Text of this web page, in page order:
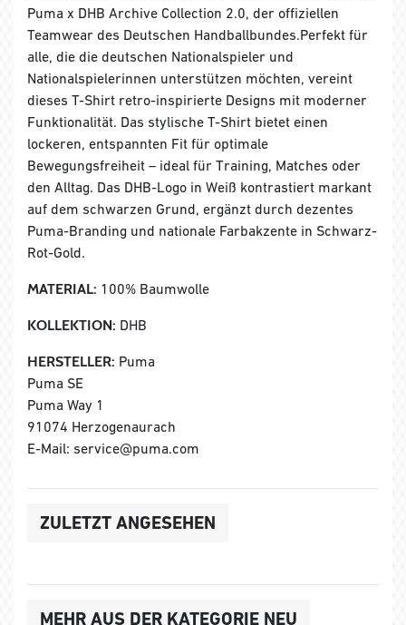
Puma x DHB Archive Collection 2.0, der offiziellen
Teamwear des Deutschen Handballbundes.Perfekt für
alle, die die deutschen Nationalspieler und
Nationalspielerinnen unterstützen möchten, vereint
dieses T-Shirt retro-inspirierte Designs mit moderner
Funktionalität. Das stylische T-Shirt bietet einen
lockeren, entspannten Fit für optimale
Bewegungsfreiheit – ideal für Training, Matches oder
den Alltag. Das DHB-Logo in Weiß kontrastiert markant
auf dem schwarzen Grund, ergänzt durch dezentes
Puma-Branding und nationale Farbakzente in Schwarz-
Rot-Gold.
MATERIAL: 100% Baumwolle
KOLLEKTION: DHB
HERSTELLER: Puma
Puma SE
Puma Way 1
91074 Herzogenaurach
E-Mail: service@puma.com
ZULETZT ANGESEHEN
MEHR AUS DER KATEGORIE NEU